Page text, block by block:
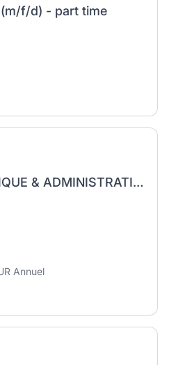
(m/f/d) - part time
ASSISTANT TECHNIQUE & ADMINISTRATIF H/F
Annuel